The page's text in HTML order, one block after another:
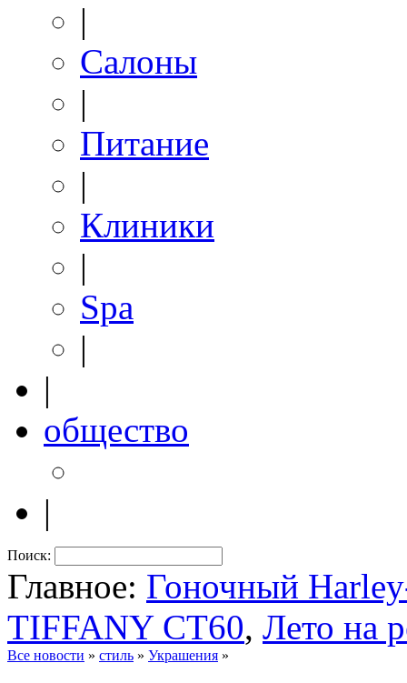
|
Салоны
|
Питание
|
Клиники
|
Spa
|
|
общество
|
Поиск:
Главное: Гоночный
TIFFANY CT60, Лето на
Все новости » стиль » Украшения »